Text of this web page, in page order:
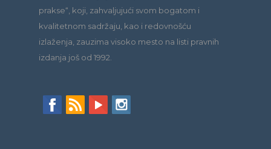
prakse“, koji, zahvaljujući svom bogatom i
kvalitetnom sadržaju, kao i redovnošću
izlaženja, zauzima visoko mesto na listi pravnih
izdanja još od 1992.